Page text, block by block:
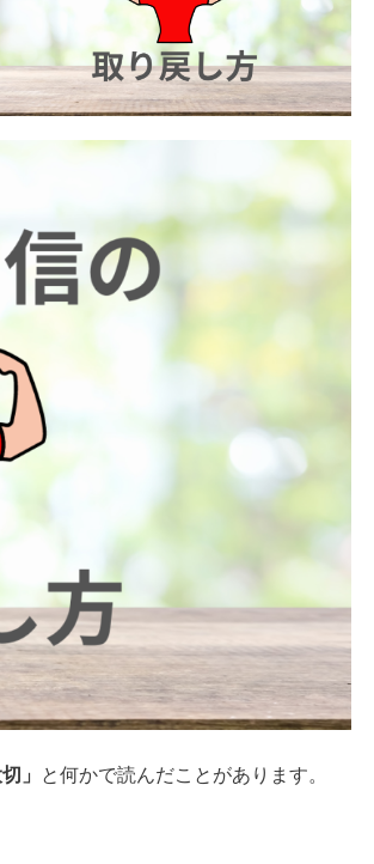
」
と何かで読んだことがあります。